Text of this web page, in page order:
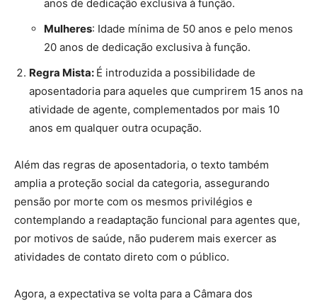
anos de dedicação exclusiva à função.
Mulheres: Idade mínima de 50 anos e pelo menos
20 anos de dedicação exclusiva à função.
Regra Mista: É introduzida a possibilidade de
aposentadoria para aqueles que cumprirem 15 anos na
atividade de agente, complementados por mais 10
anos em qualquer outra ocupação.
Além das regras de aposentadoria, o texto também
amplia a proteção social da categoria, assegurando
pensão por morte com os mesmos privilégios e
contemplando a readaptação funcional para agentes que,
por motivos de saúde, não puderem mais exercer as
atividades de contato direto com o público.
Agora, a expectativa se volta para a Câmara dos